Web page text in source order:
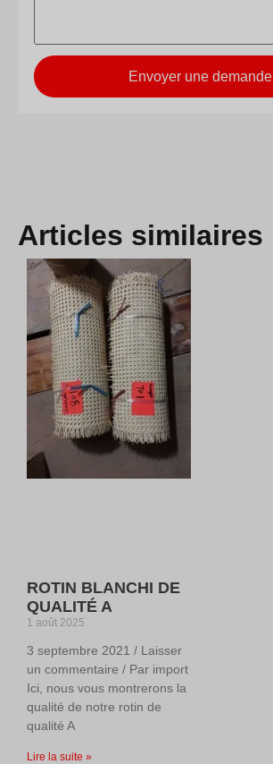
Envoyer une demande
Articles similaires
ROTIN BLANCHI DE
QUALITÉ A
1 août 2025
3 septembre 2021 / Laisser
un commentaire / Par import
Ici, nous vous montrerons la
qualité de notre rotin de
qualité A
Lire la suite »